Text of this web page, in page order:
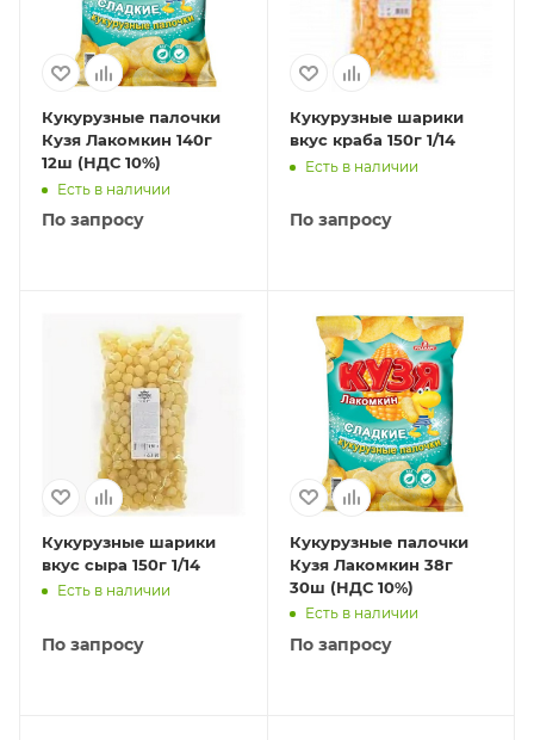
Кукурузные палочки
Кузя Лакомкин 140г
12ш (НДС 10%)
Есть в наличии
По запросу
Кукурузные шарики
вкус краба 150г 1/14
Есть в наличии
По запросу
Кукурузные шарики
вкус сыра 150г 1/14
Есть в наличии
По запросу
Кукурузные палочки
Кузя Лакомкин 38г
30ш (НДС 10%)
Есть в наличии
По запросу